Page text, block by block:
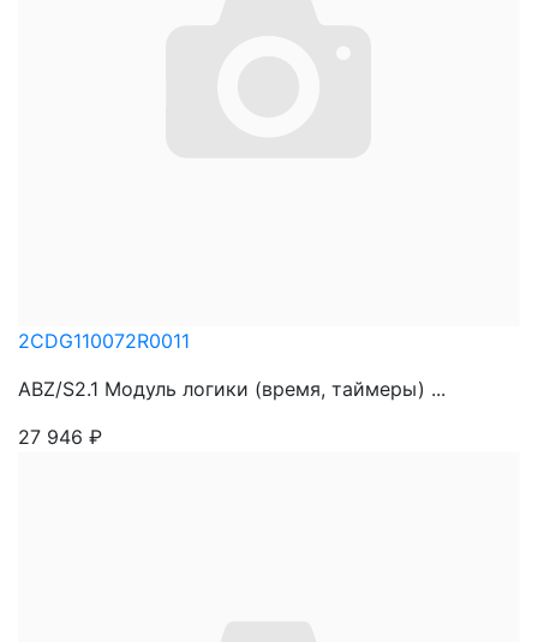
2CDG110072R0011
ABZ/S2.1 Модуль логики (время, таймеры) ...
27 946 ₽